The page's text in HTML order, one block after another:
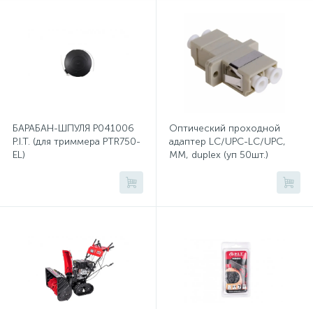
БАРАБАН-ШПУЛЯ Р041006
P.I.T. (для триммера PTR750-
EL)
Оптический проходной
адаптер LC/UPC-LC/UPC,
MM, duplex (уп 50шт.)